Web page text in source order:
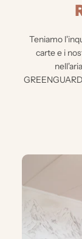
Teniamo
carte e i